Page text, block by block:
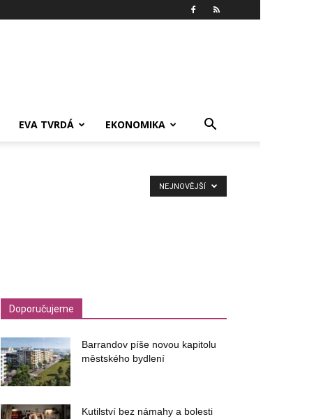
EVA TVRDÁ EKONOMIKA
NEJNOVĚJŠÍ
Doporučujeme
Barrandov píše novou kapitolu
městského bydlení
Kutilství bez námahy a bolesti